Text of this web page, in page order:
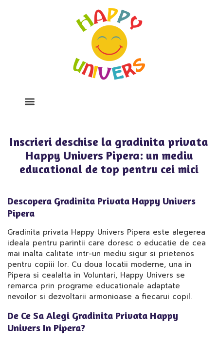
Inscrieri deschise la gradinita privata
Happy Univers Pipera: un mediu
educational de top pentru cei mici
Descopera Gradinita Privata Happy Univers
Pipera
Gradinita privata Happy Univers Pipera este alegerea
ideala pentru parintii care doresc o educatie de cea
mai inalta calitate intr-un mediu sigur si prietenos
pentru copiii lor. Cu doua locatii moderne, una in
Pipera si cealalta in Voluntari, Happy Univers se
remarca prin programe educationale adaptate
nevoilor si dezvoltarii armonioase a fiecarui copil.
De Ce Sa Alegi Gradinita Privata Happy
Univers In Pipera?